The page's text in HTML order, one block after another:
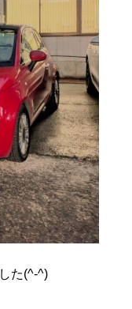
た(^-^)